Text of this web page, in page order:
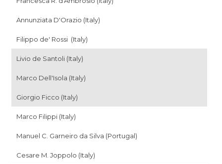
Annunziata D'Orazio (Italy)
Filippo de' Rossi (Italy)
Livio de Santoli (Italy)
Marco Dell'Isola (Italy)
Giorgio Ficco (Italy)
Marco Filippi (Italy)
Manuel C. Garneiro da Silva (Portugal)
Cesare M. Joppolo (Italy)